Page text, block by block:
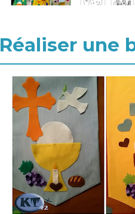
Réaliser une